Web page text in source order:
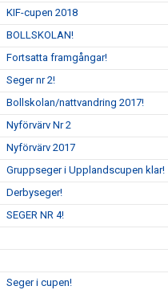
KIF-cupen 2018
BOLLSKOLAN!
Fortsatta framgångar!
Seger nr 2!
Bollskolan/nattvandring 2017!
Nyförvärv Nr 2
Nyförvärv 2017
Gruppseger i Upplandscupen klar!
Derbyseger!
SEGER NR 4!
Seger i cupen!